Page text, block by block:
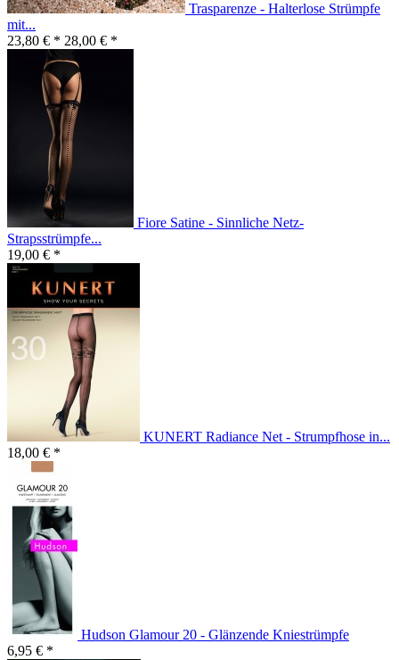
Trasparenze - Halterlose Strümpfe
mit...
23,80 € * 28,00 € *
Fiore Satine - Sinnliche Netz-
Strapsstrümpfe...
19,00 € *
KUNERT Radiance Net - Strumpfhose in...
18,00 € *
Hudson Glamour 20 - Glänzende Kniestrümpfe
6,95 € *